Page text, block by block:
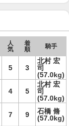
人
気
着
順
騎手
5 3
北村 宏
司
(57.0kg)
4 5
北村 宏
司
(57.0kg)
7 9
石橋 脩
(57.0kg)